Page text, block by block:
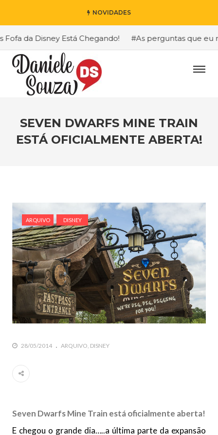
NOVIDADES
da Disney Está Chegando! #As perguntas que eu
SEVEN DWARFS MINE TRAIN
ESTÁ OFICIALMENTE ABERTA!
ARQUIVO DISNEY
28/05/2014 ARQUIVO DISNEY
Seven Dwarfs Mine Train está oficialmente aberta!
E chegou o grande dia…..a última parte da expansão